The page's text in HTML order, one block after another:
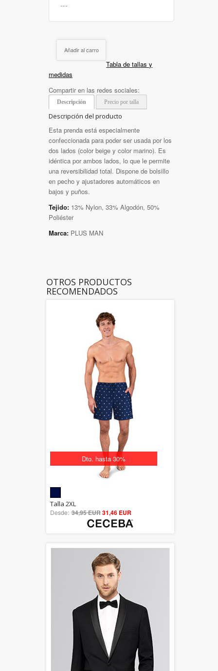
Añadir al carro
Tabla de tallas y
medidas
Compartir en las redes sociales:
Descripción Precio por talla
Descripción del producto
Esta prenda está especialmente
confeccionada para poder ser usada por los
dos lados (color beige y color marino). Es
idéntica por ambos lados, lo que le permite
una reversibilidad total. Dispone de bolsillo
en pecho y ajustadores automáticos en
bajos y puños.
Tejido: 13% Nylon, 33% Algodón, 50%
Poliéster
Marca: PLUS MAN
OTROS PRODUCTOS
RECOMENDADOS
Dto. hasta 30%
out of 5
Talla 2XL
Desde: 34,95 EUR31,46 EUR